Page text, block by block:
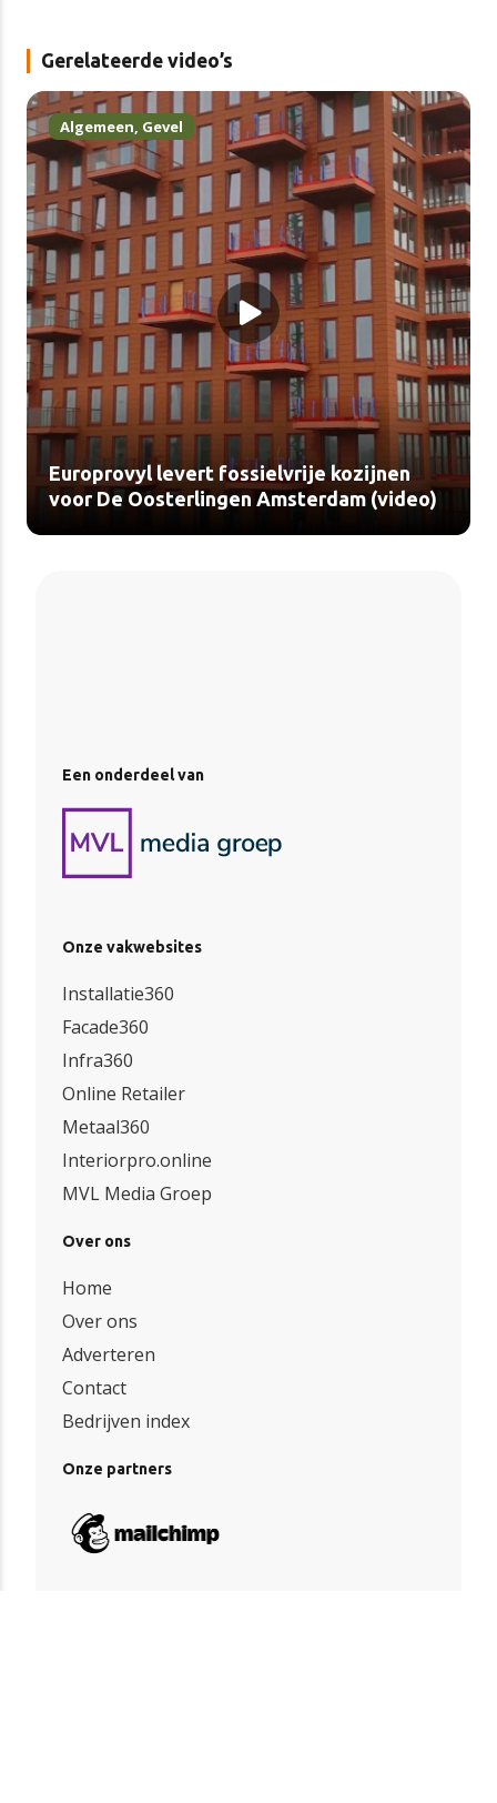
Gerelateerde video’s
Algemeen, Gevel
Europrovyl levert fossielvrije kozijnen
voor De Oosterlingen Amsterdam (video)
Een onderdeel van
Onze vakwebsites
Installatie360
Facade360
Infra360
Online Retailer
Metaal360
Interiorpro.online
MVL Media Groep
Over ons
Home
Over ons
Adverteren
Contact
Bedrijven index
Onze partners